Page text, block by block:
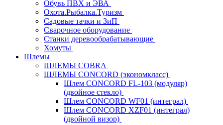
Обувь ПВХ и ЭВА
Охота.Рыбалка.Туризм
Садовые тачки и ЗиП
Сварочное оборудование
Станки деревообрабатывающие
Хомуты
Шлемы
ШЛЕМЫ COBRA
ШЛЕМЫ CONCORD (экономкласс)
Шлем CONCORD FL-103 (модуляр)
(двойное стекло)
Шлем CONCORD WF01 (интеграл)
Шлем CONCORD XZF01 (интеграл)
(двойной визор)